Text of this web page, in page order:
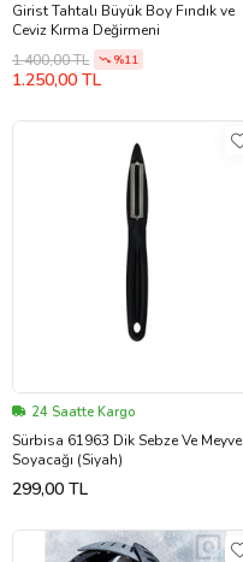
Girist Tahtalı Büyük Boy Fındık ve
Ceviz Kırma Değirmeni
1.400,00 TL
%11
1.250,00 TL
24 Saatte Kargo
Sürbisa 61963 Dik Sebze Ve Meyve
Soyacağı (Siyah)
299,00 TL